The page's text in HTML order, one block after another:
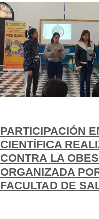
PARTICIPACIÓN
CIENTÍFICA
CONTRA LA
ORGANIZADA
FACULTAD DE